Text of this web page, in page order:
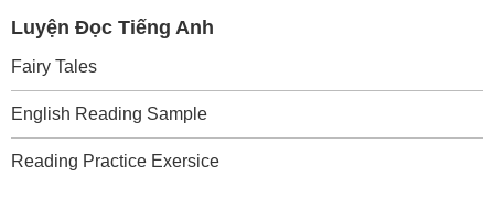
Luyện Đọc Tiếng Anh
Fairy Tales
English Reading Sample
Reading Practice Exersice